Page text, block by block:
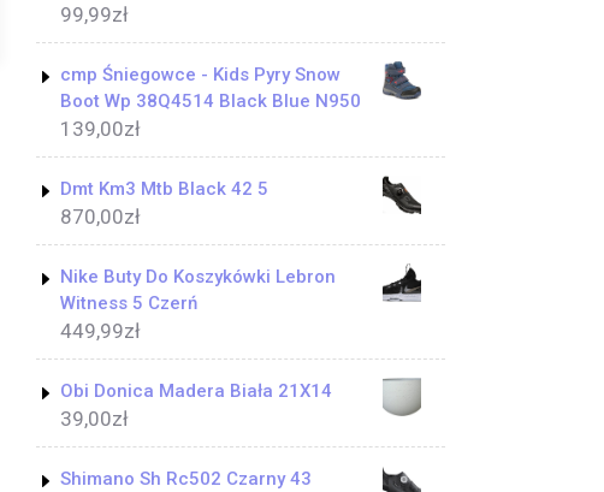
99,99zł
cmp Śniegowce - Kids Pyry Snow
Boot Wp 38Q4514 Black Blue N950
139,00zł
Dmt Km3 Mtb Black 42 5
870,00zł
Nike Buty Do Koszykówki Lebron
Witness 5 Czerń
449,99zł
Obi Donica Madera Biała 21X14
39,00zł
Shimano Sh Rc502 Czarny 43